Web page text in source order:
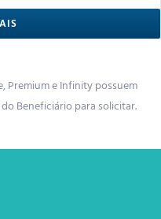
Premium e Infinity possuem
Beneficiário para solicitar.